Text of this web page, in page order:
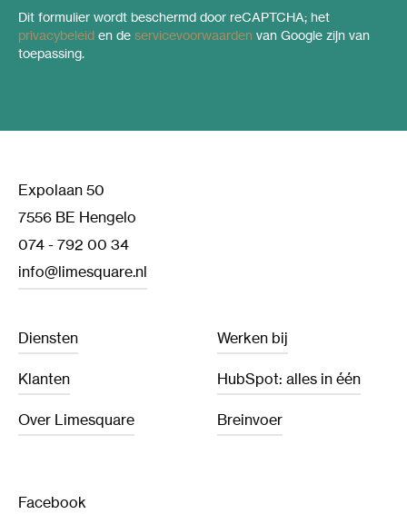
Dit formulier wordt beschermd door reCAPTCHA; het
privacybeleid en de servicevoorwaarden van Google zijn van
toepassing.
Expolaan 50
7556 BE Hengelo
074 - 792 00 34
info@limesquare.nl
Diensten
Klanten
Over Limesquare
Werken bij
HubSpot: alles in één
Breinvoer
Facebook